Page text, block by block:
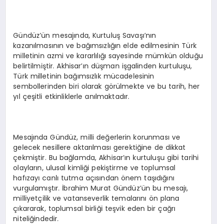
Gündüz’ün mesajında, Kurtuluş Savaşı’nın
kazanılmasının ve bağımsızlığın elde edilmesinin Türk
milletinin azmi ve kararlılığı sayesinde mümkün olduğu
belirtilmiştir. Akhisar’ın düşman işgalinden kurtuluşu,
Türk milletinin bağımsızlık mücadelesinin
sembollerinden biri olarak görülmekte ve bu tarih, her
yıl çeşitli etkinliklerle anılmaktadır.
Mesajında Gündüz, milli değerlerin korunması ve
gelecek nesillere aktarılması gerektiğine de dikkat
çekmiştir. Bu bağlamda, Akhisar’ın kurtuluşu gibi tarihi
olayların, ulusal kimliği pekiştirme ve toplumsal
hafızayı canlı tutma açısından önem taşıdığını
vurgulamıştır. İbrahim Murat Gündüz’ün bu mesajı,
milliyetçilik ve vatanseverlik temalarını ön plana
çıkararak, toplumsal birliği teşvik eden bir çağrı
niteliğindedir.